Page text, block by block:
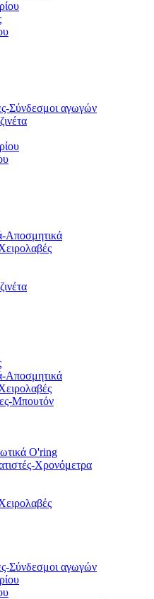
Σύνδεσμοι αγωγών
Αποσμητικά
Αποσμητικά
Μπουτόν
O'ring
Χρονόμετρα
Σύνδεσμοι αγωγών